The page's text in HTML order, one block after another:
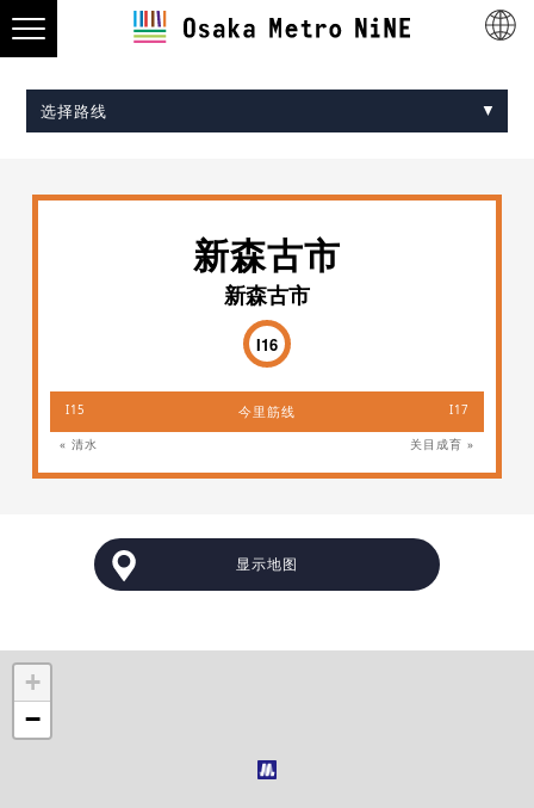
选择路线
新森古市
新森古市
I16
I15 今里筋线 I17
« 清水 关目成育 »
显示地图
+
−